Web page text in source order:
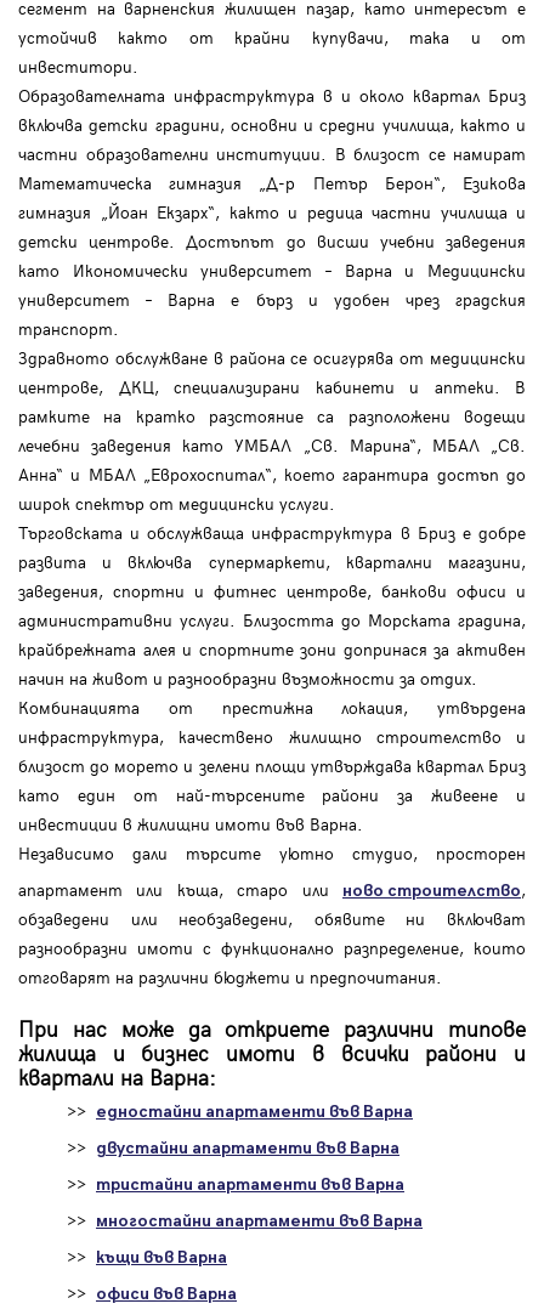
сегмент на варненския жилищен пазар, като интересът е
устойчив както от крайни купувачи, така и от
инвеститори.
Образователната инфраструктура в и около квартал Бриз
включва детски градини, основни и средни училища, както и
частни образователни институции. В близост се намират
Математическа гимназия „Д-р Петър Берон“, Езикова
гимназия „Йоан Екзарх“, както и редица частни училища и
детски центрове. Достъпът до висши учебни заведения
като Икономически университет – Варна и Медицински
университет – Варна е бърз и удобен чрез градския
транспорт.
Здравното обслужване в района се осигурява от медицински
центрове, ДКЦ, специализирани кабинети и аптеки. В
рамките на кратко разстояние са разположени водещи
лечебни заведения като УМБАЛ „Св. Марина“, МБАЛ „Св.
Анна“ и МБАЛ „Еврохоспитал“, което гарантира достъп до
широк спектър от медицински услуги.
Търговската и обслужваща инфраструктура в Бриз е добре
развита и включва супермаркети, квартални магазини,
заведения, спортни и фитнес центрове, банкови офиси и
административни услуги. Близостта до Морската градина,
крайбрежната алея и спортните зони допринася за активен
начин на живот и разнообразни възможности за отдих.
Комбинацията от престижна локация, утвърдена
инфраструктура, качествено жилищно строителство и
близост до морето и зелени площи утвърждава квартал Бриз
като един от най-търсените райони за живеене и
инвестиции в жилищни имоти във Варна.
Независимо дали търсите уютно студио, просторен
апартамент или къща, старо или
ново строителство,
обзаведени или необзаведени, обявите ни включват
разнообразни имоти с функционално разпределение, които
отговарят на различни бюджети и предпочитания.
При нас може да откриете различни типове
жилища и бизнес имоти в всички райони и
квартали на Варна:
>> едностайни апартаменти във Варна
>> двустайни апартаменти във Варна
>> тристайни апартаменти във Варна
>> многостайни апартаменти във Варна
>> къщи във Варна
>> офиси във Варна